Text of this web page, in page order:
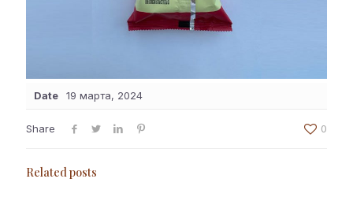
Date 19 марта, 2024
Share 0
Related posts